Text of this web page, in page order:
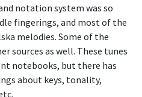
notation system was so
fingerings, and most of the
melodies. Some of the
sources as well. These tunes
notebooks, but there has
about keys, tonality,